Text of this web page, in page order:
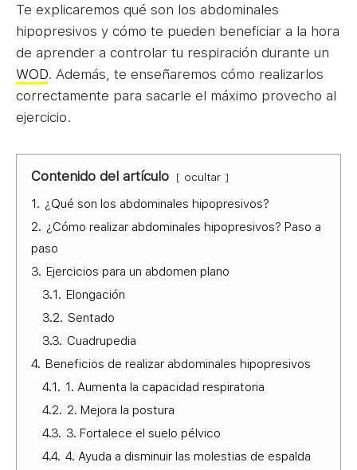
Te explicaremos qué son los abdominales
hipopresivos y cómo te pueden beneficiar a la hora
de aprender a controlar tu respiración durante un
WOD. Además, te enseñaremos cómo realizarlos
correctamente para sacarle el máximo provecho al
ejercicio.
Contenido del artículo ocultar
1. ¿Qué son los abdominales hipopresivos?
2. ¿Cómo realizar abdominales hipopresivos? Paso a
paso
3. Ejercicios para un abdomen plano
3.1. Elongación
3.2. Sentado
3.3. Cuadrupedia
4. Beneficios de realizar abdominales hipopresivos
4.1. 1. Aumenta la capacidad respiratoria
4.2. 2. Mejora la postura
4.3. 3. Fortalece el suelo pélvico
4.4. 4. Ayuda a disminuir las molestias de espalda